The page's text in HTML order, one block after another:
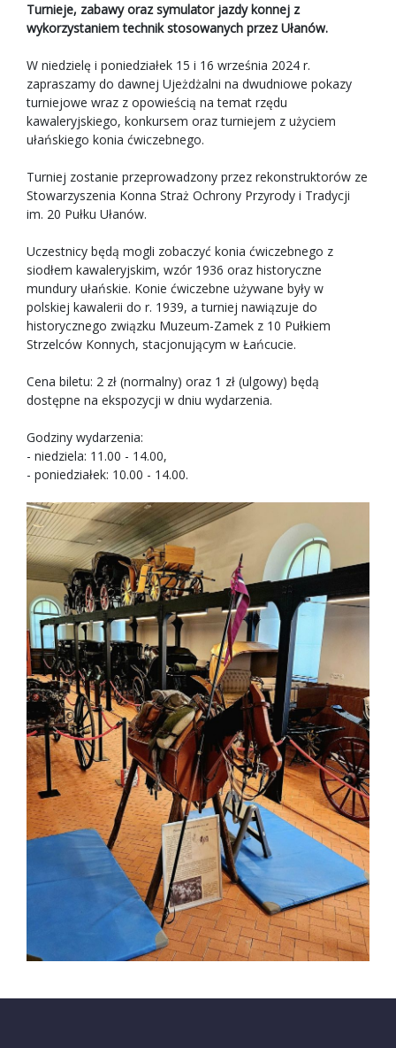
Turnieje, zabawy oraz symulator jazdy konnej z
wykorzystaniem technik stosowanych przez Ułanów.
W niedzielę i poniedziałek 15 i 16 września 2024 r.
zapraszamy do dawnej Ujeżdżalni na dwudniowe pokazy
turniejowe wraz z opowieścią na temat rzędu
kawaleryjskiego, konkursem oraz turniejem z użyciem
ułańskiego konia ćwiczebnego.
Turniej zostanie przeprowadzony przez rekonstruktorów ze
Stowarzyszenia Konna Straż Ochrony Przyrody i Tradycji
im. 20 Pułku Ułanów.
Uczestnicy będą mogli zobaczyć konia ćwiczebnego z
siodłem kawaleryjskim, wzór 1936 oraz historyczne
mundury ułańskie. Konie ćwiczebne używane były w
polskiej kawalerii do r. 1939, a turniej nawiązuje do
historycznego związku Muzeum-Zamek z 10 Pułkiem
Strzelców Konnych, stacjonującym w Łańcucie.
Cena biletu: 2 zł (normalny) oraz 1 zł (ulgowy) będą
dostępne na ekspozycji w dniu wydarzenia.
Godziny wydarzenia:
- niedziela: 11.00 - 14.00,
- poniedziałek: 10.00 - 14.00.